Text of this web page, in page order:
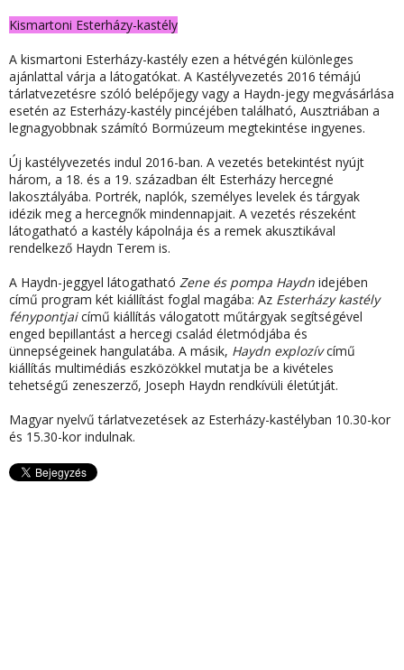
Kismartoni Esterházy-kastély
A kismartoni Esterházy-kastély ezen a hétvégén különleges
ajánlattal várja a látogatókat. A Kastélyvezetés 2016 témájú
tárlatvezetésre szóló belépőjegy vagy a Haydn-jegy megvásárlása
esetén az Esterházy-kastély pincéjében található, Ausztriában a
legnagyobbnak számító Bormúzeum megtekintése ingyenes.
Új kastélyvezetés indul 2016-ban. A vezetés betekintést nyújt
három, a 18. és a 19. században élt Esterházy hercegné
lakosztályába. Portrék, naplók, személyes levelek és tárgyak
idézik meg a hercegnők mindennapjait. A vezetés részeként
látogatható a kastély kápolnája és a remek akusztikával
rendelkező Haydn Terem is.
A Haydn-jeggyel látogatható Zene és pompa Haydn idejében
című program két kiállítást foglal magába: Az Esterházy kastély
fénypontjaicímű kiállítás válogatott műtárgyak segítségével
enged bepillantást a hercegi család életmódjába és
ünnepségeinek hangulatába. A másik, Haydn explozívcímű
kiállítás multimédiás eszközökkel mutatja be a kivételes
tehetségű zeneszerző, Joseph Haydn rendkívüli életútját.
Magyar nyelvű tárlatvezetések az Esterházy-kastélyban 10.30-kor
és 15.30-kor indulnak.